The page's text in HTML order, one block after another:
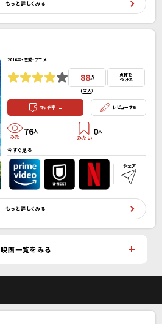
もっと詳しくみる
2016年・恋愛・アニメ
88点
(67人）
点数を
つける
マッチ率 - レビューする
76人 0人
今すぐ見る
もっと詳しくみる
映画一覧をみる